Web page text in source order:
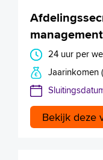
24 uur per
Jaarinkomen
Bekijk deze